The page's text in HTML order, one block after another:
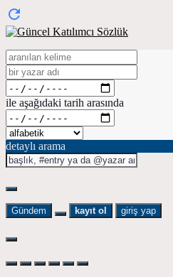
ile aşağıdaki tarih arasında
detaylı arama
Gündem kayıt ol giriş yap